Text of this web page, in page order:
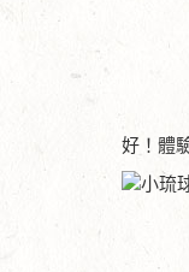
好！體